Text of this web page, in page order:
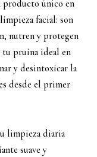
producto único en
facial: son
nutren y protegen
pruina ideal en
y desintoxicar la
desde el primer
limpieza diaria
suave y